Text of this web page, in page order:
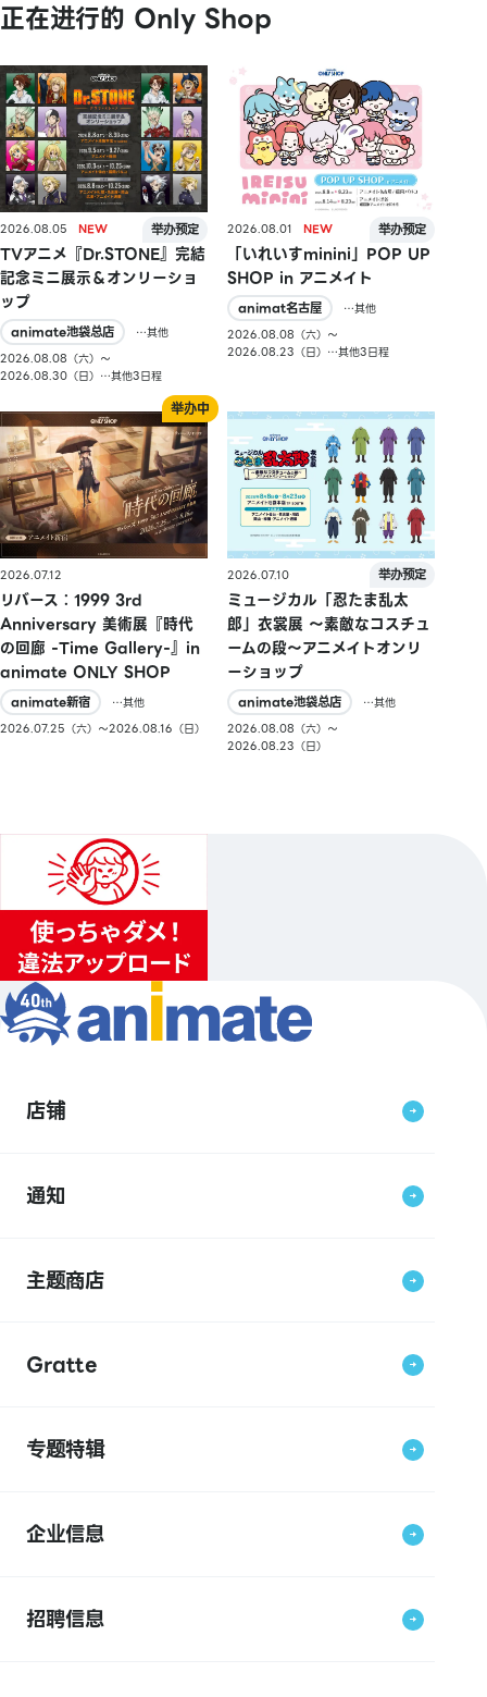
正在进行的 Only Shop
2026.08.05
TVアニメ『Dr.STONE』完結
記念ミニ展示＆オンリーショ
ップ
animate池袋总店
…其他
2026.08.08（六）〜
2026.08.30（日）…其他3日程
2026.08.01
「いれいすminini」POP UP
SHOP in アニメイト
animat名古屋
…其他
2026.08.08（六）〜
2026.08.23（日）…其他3日程
2026.07.12
リバース：1999 3rd
Anniversary 美術展『時代
の回廊 -Time Gallery-』in
animate ONLY SHOP
animate新宿
…其他
2026.07.25（六）〜2026.08.16（日）
2026.07.10
ミュージカル「忍たま乱太
郎」衣裳展 ～素敵なコスチュ
ームの段～アニメイトオンリ
ーショップ
animate池袋总店
…其他
2026.08.08（六）〜
2026.08.23（日）
店铺
通知
主题商店
Gratte
专题特辑
企业信息
招聘信息